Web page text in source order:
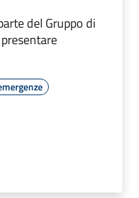
del Gruppo di